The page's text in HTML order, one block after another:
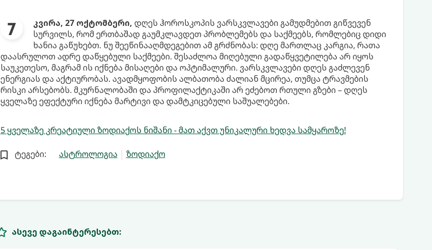
კვირა, 27 ოქტომბერი, დღეს ჰოროსკოპის ვარსკვლავები გამუდმებით გიწვევენ
სურვილს, რომ ერთბაშად გაუმკლავდეთ პრობლემებს და საქმეებს, რომლებიც დიდი
ხანია გაწუხებთ. ნუ შეეწინააღმდეგებით ამ გრძნობას: დღე მართლაც კარგია, რათა
დაასრულოთ ადრე დაწყებული საქმეები. შესაძლოა მიღებული გადაწყვეტილება არ იყოს
საუკეთესო, მაგრამ ის იქნება მისაღები და ოპტიმალური. ვარსკვლავები დღეს გაძლევენ
ენერგიას და აქტიურობას. ავადმყოფობის ალბათობა ძალიან მცირეა, თუმცა ტრავმების
რისკი არსებობს. მკურნალობაში და პროფილაქტიკაში არ ეძებოთ რთული გზები – დღეს
ყველაზე ეფექტური იქნება მარტივი და დამტკიცებული საშუალებები.
5 ყველაზე კრეატიული ზოდიაქოს ნიშანი - მათ აქვთ უნიკალური ხედვა სამყაროზე!
ტეგები: ასტროლოგია ზოდიაქო
ასევე დაგაინტერესებთ: